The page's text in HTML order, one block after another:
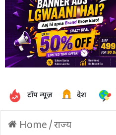
टॉप न्यूज़ देश
Home /राज्य